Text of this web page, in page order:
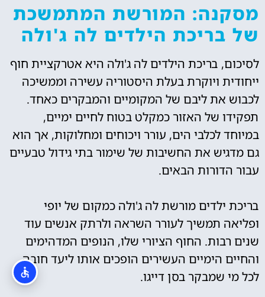
מסקנה: המורשת המתמשכת
של בריכת הילדים לה ג'ולה
לסיכום, בריכת הילדים לה ג'ולה היא אטרקציית חוף
ייחודית ויוקרת בעלת היסטוריה עשירה וממשיכה
לכבוש את ליבם של המקומיים והמבקרים כאחד.
תפקידו של האזור כמקלט בטוח לחיים ימיים,
במיוחד לכלבי הים, עורר ויכוחים ומחלוקות, אך הוא
גם מדגיש את החשיבות של שימור בתי גידול טבעיים
עבור הדורות הבאים.
בריכת ילדים מורשת לה ג'ולה כמקום של יופי
ופליאה תמשיך לעורר השראה ולרתק אנשים עוד
שנים רבות. החוף הציורי שלו, הנופים המדהימים
והחיים הימיים העשירים הופכים אותו ליעד חובה
לכל מי שמבקר בסן דייגו.